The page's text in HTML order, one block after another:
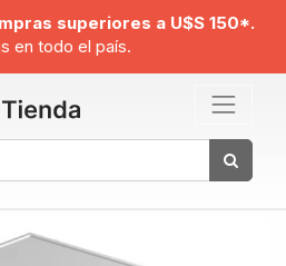
superiores a U$S 150*.
en todo el país.